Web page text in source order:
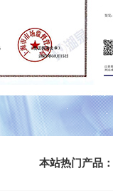
本站热门产品：